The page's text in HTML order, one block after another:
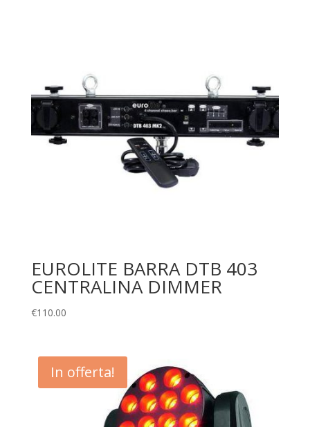
EUROLITE BARRA DTB 403
CENTRALINA DIMMER
€110.00
In offerta!